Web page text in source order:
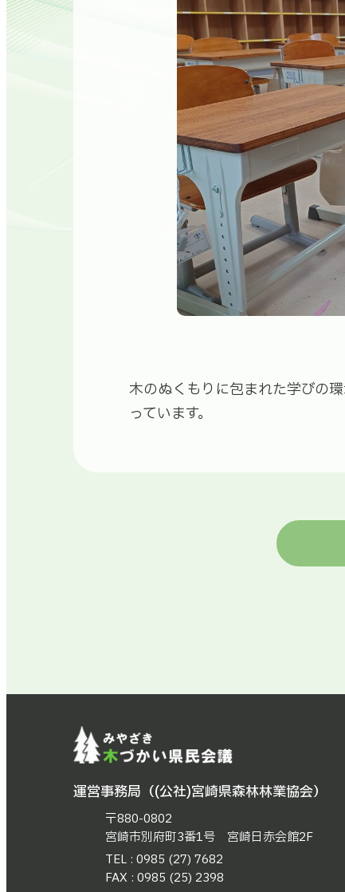
木のぬくもりに包まれた学びの
っています。
運営事務局（(公社)宮崎県森林林業協会）
〒880-0802
宮崎市別府町3番1号 宮崎日赤会館2F
TEL : 0985 (27) 7682
FAX : 0985 (25) 2398